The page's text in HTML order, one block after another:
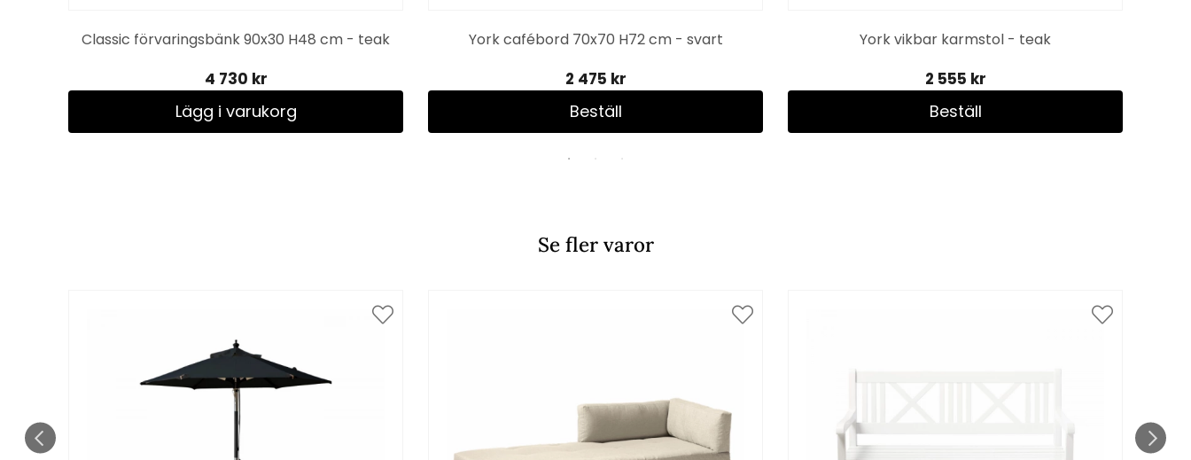
Classic förvaringsbänk 90x30 H48 cm - teak
4 730 kr
Lägg i varukorg
York cafébord 70x70 H72 cm - svart
2 475 kr
Beställ
York vikbar karmstol - teak
2 555 kr
Beställ
Se fler varor